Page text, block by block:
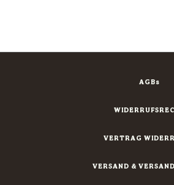
AGBs
VERTRAG
VERSAND &